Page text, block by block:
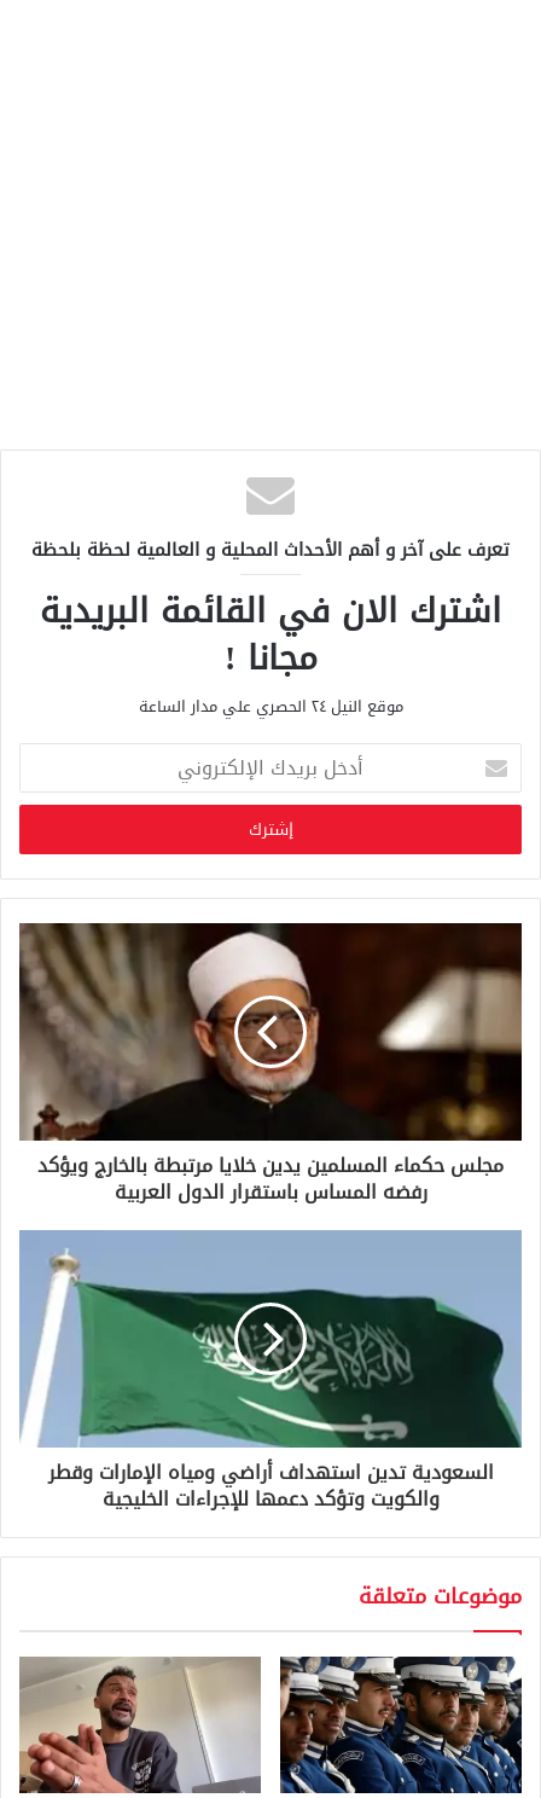
تعرف على آخر و أهم الأحداث المحلية و العالمية لحظة بلحظة
اشترك الان في القائمة البريدية
مجانا !
موقع النيل ٢٤ الحصري علي مدار الساعة
خ
ب
ر
ي
د
ا
ل
ر
مجلس حكماء المسلمين يدين خلايا مرتبطة بالخارج ويؤكد
رفضه المساس باستقرار الدول العربية
السعودية تدين استهداف أراضي ومياه الإمارات وقطر
والكويت وتؤكد دعمها للإجراءات الخليجية
موضوعات متعلقة